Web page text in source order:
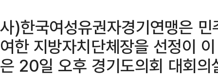
사)한국여성유권자경기연맹은
여한 지방자치단체장을 선정이
은 20일 오후 경기도의회 대회의